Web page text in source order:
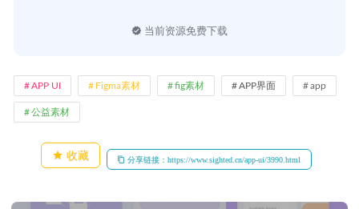
当前资源免费下载
APP UI Figma素材 fig素材 APP界面 app
公益素材
收藏 分享链接：https://www.sighted.cn/app-ui/3990.html